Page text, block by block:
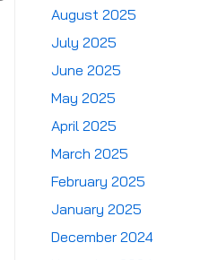
August 2025
July 2025
June 2025
May 2025
April 2025
March 2025
February 2025
January 2025
December 2024